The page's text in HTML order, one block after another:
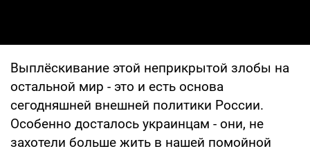
Выплёскивание этой неприкрытой злобы на
остальной мир - это и есть основа
сегодняшней внешней политики России.
Особенно досталось украинцам - они, не
захотели больше жить в нашей помойной